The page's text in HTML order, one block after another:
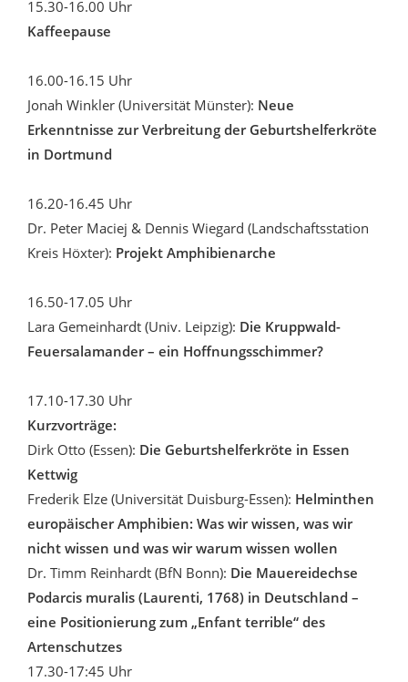
15.30-16.00 Uhr
Kaffeepause
16.00-16.15 Uhr
Jonah Winkler (Universität Münster): Neue
Erkenntnisse zur Verbreitung der Geburtshelferkröte
in Dortmund
16.20-16.45 Uhr
Dr. Peter Maciej & Dennis Wiegard (Landschaftsstation
Kreis Höxter): Projekt Amphibienarche
16.50-17.05 Uhr
Lara Gemeinhardt (Univ. Leipzig): Die Kruppwald-
Feuersalamander – ein Hoffnungsschimmer?
17.10-17.30 Uhr
Kurzvorträge:
Dirk Otto (Essen): Die Geburtshelferkröte in Essen
Kettwig
Frederik Elze (Universität Duisburg-Essen): Helminthen
europäischer Amphibien: Was wir wissen, was wir
nicht wissen und was wir warum wissen wollen
Dr. Timm Reinhardt (BfN Bonn): Die Mauereidechse
Podarcis muralis (Laurenti, 1768) in Deutschland –
eine Positionierung zum „Enfant terrible“ des
Artenschutzes
17.30-17:45 Uhr